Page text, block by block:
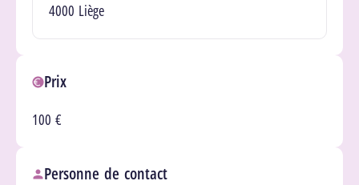
4000 Liège
Prix
100 €
Personne de contact